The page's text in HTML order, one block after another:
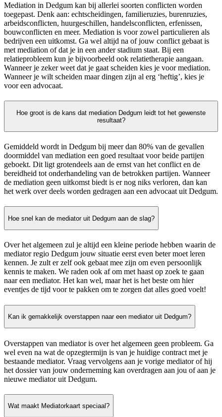
Mediation in Dedgum kan bij allerlei soorten conflicten worden
toegepast. Denk aan: echtscheidingen, familieruzies, burenruzies,
arbeidsconflicten, huurgeschillen, handelsconflicten, erfenissen,
bouwconflicten en meer. Mediation is voor zowel particulieren als
bedrijven een uitkomst. Ga wel altijd na of jouw conflict gebaat is
met mediation of dat je in een ander stadium staat. Bij een
relatieprobleem kun je bijvoorbeeld ook relatietherapie aangaan.
Wanneer je zeker weet dat je gaat scheiden kies je voor mediation.
Wanneer je wilt scheiden maar dingen zijn al erg ‘heftig’, kies je
voor een advocaat.
Hoe groot is de kans dat mediation Dedgum leidt tot het gewenste
resultaat?
Gemiddeld wordt in Dedgum bij meer dan 80% van de gevallen
doormiddel van mediation een goed resultaat voor beide partijen
geboekt. Dit ligt grotendeels aan de ernst van het conflict en de
bereidheid tot onderhandeling van de betrokken partijen. Wanneer
de mediation geen uitkomst biedt is er nog niks verloren, dan kan
het werk over deels worden gedragen aan een advocaat uit Dedgum.
Hoe snel kan de mediator uit Dedgum aan de slag?
Over het algemeen zul je altijd een kleine periode hebben waarin de
mediator regio Dedgum jouw situatie eerst even beter moet leren
kennen. Je zult er zelf ook gebaat mee zijn om even persoonlijk
kennis te maken. We raden ook af om met haast op zoek te gaan
naar een mediator. Het kan wel, maar het is het beste om hier
eventjes de tijd voor te pakken om te zorgen dat alles goed voelt!
Kan ik gemakkelijk overstappen naar een mediator uit Dedgum?
Overstappen van mediator is over het algemeen geen probleem. Ga
wel even na wat de opzegtermijn is van je huidige contract met je
bestaande mediator. Vraag vervolgens aan je vorige mediator of hij
het dossier van jouw onderneming kan overdragen aan jou of aan je
nieuwe mediator uit Dedgum.
Wat maakt Mediatorkaart speciaal?